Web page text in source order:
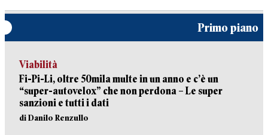
Primo piano
Viabilità
Fi-Pi-Li, oltre 50mila multe in un anno e c’è un
“super-autovelox” che non perdona – Le super
sanzioni e tutti i dati
di Danilo Renzullo